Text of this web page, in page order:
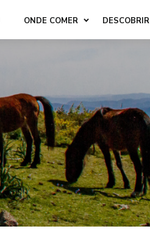
ONDE COMER DESCOBRIR